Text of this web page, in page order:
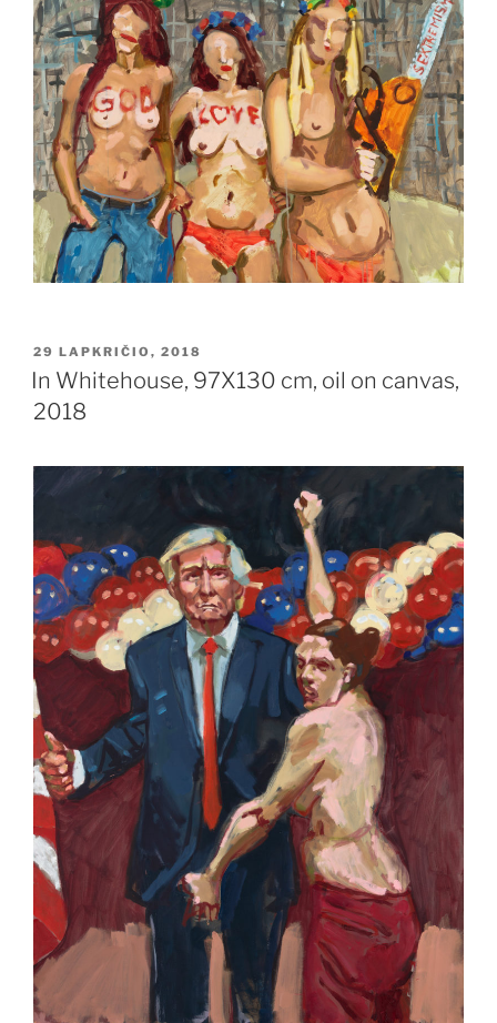
PASKELBTA
29 LAPKRIČIO, 2018
In Whitehouse, 97X130 cm, oil on canvas,
2018